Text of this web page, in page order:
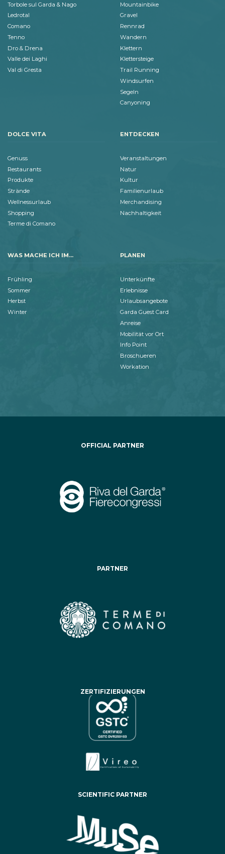
Torbole sul Garda & Nago
Ledrotal
Comano
Tenno
Dro & Drena
Valle dei Laghi
Val di Gresta
Mountainbike
Gravel
Rennrad
Wandern
Klettern
Klettersteige
Trail Running
Windsurfen
Segeln
Canyoning
DOLCE VITA
Genuss
Restaurants
Produkte
Strände
Wellnessurlaub
Shopping
Terme di Comano
ENTDECKEN
Veranstaltungen
Natur
Kultur
Familienurlaub
Merchandising
Nachhaltigkeit
WAS MACHE ICH IM...
Frühling
Sommer
Herbst
Winter
PLANEN
Unterkünfte
Erlebnisse
Urlaubsangebote
Garda Guest Card
Anreise
Mobilität vor Ort
Info Point
Broschueren
Workation
OFFICIAL PARTNER
PARTNER
ZERTIFIZIERUNGEN
SCIENTIFIC PARTNER